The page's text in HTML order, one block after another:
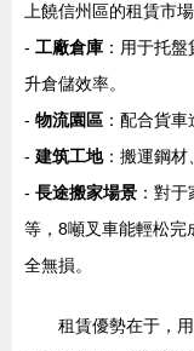
上饒信州區的租賃市
- 工廠倉庫 ：用于托
升倉儲效率。
- 物流園區 ：配合貨
- 建筑工地：搬運鋼材
- 長途搬家場景 ：對
等，8噸叉車能輕松完
全無損。
租賃優勢在于，